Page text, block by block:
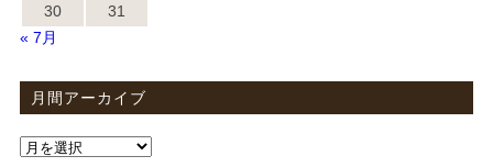
30
31
« 7月
月間アーカイブ